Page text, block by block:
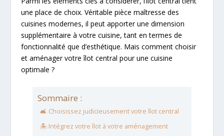
une place de choix. Véritable pièce maîtresse des
cuisines modernes, il peut apporter une dimension
supplémentaire à votre cuisine, tant en termes de
fonctionnalité que d’esthétique. Mais comment choisir
et aménager votre îlot central pour une cuisine
optimale ?
Sommaire :
🛋️ Choisissez judicieusement votre îlot central
🏝️ Intégrez votre îlot à votre aménagement